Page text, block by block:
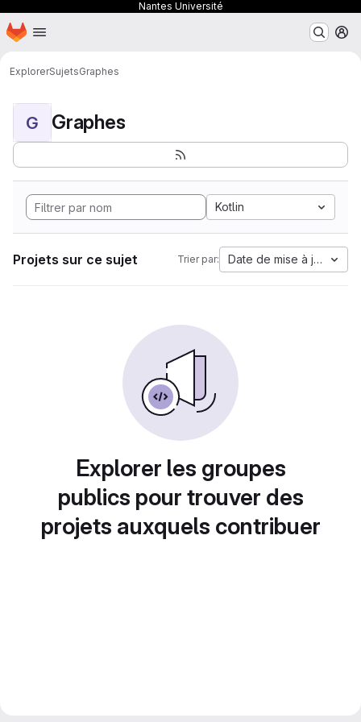
Nantes Université
Passer au contenu principal
Page d'accueil
ExplorerSujetsGraphes
G Graphes
Kotlin
Projets sur ce sujet Trier par: Date de mise à jour
Explorer les groupes
publics pour trouver des
projets auxquels contribuer